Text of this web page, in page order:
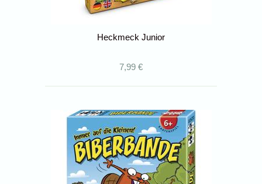
Heckmeck Junior
7,99 €